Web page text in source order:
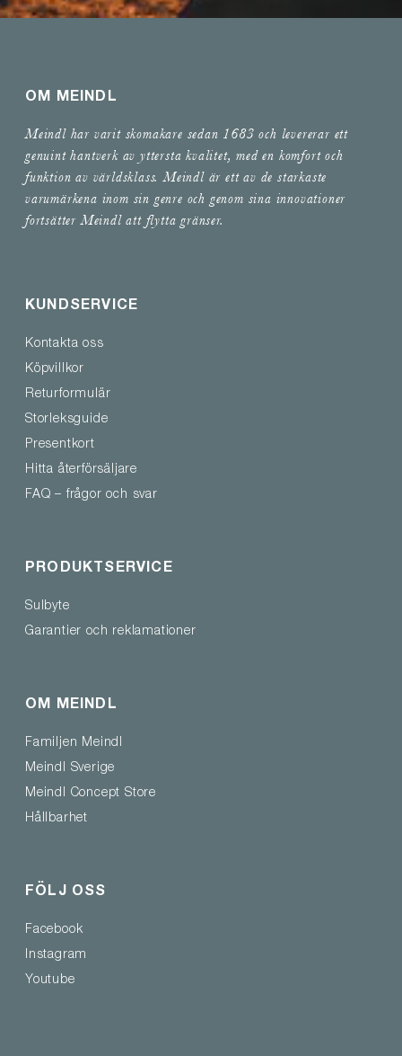
OM MEINDL
Meindl har varit skomakare sedan 1683 och levererar ett
genuint hantverk av yttersta kvalitet, med en komfort och
funktion av världsklass. Meindl är ett av de starkaste
varumärkena inom sin genre och genom sina innovationer
fortsätter Meindl att flytta gränser.
KUNDSERVICE
Kontakta oss
Köpvillkor
Returformulär
Storleksguide
Presentkort
Hitta återförsäljare
FAQ – frågor och svar
PRODUKTSERVICE
Sulbyte
Garantier och reklamationer
OM MEINDL
Familjen Meindl
Meindl Sverige
Meindl Concept Store
Hållbarhet
FÖLJ OSS
Facebook
Instagram
Youtube